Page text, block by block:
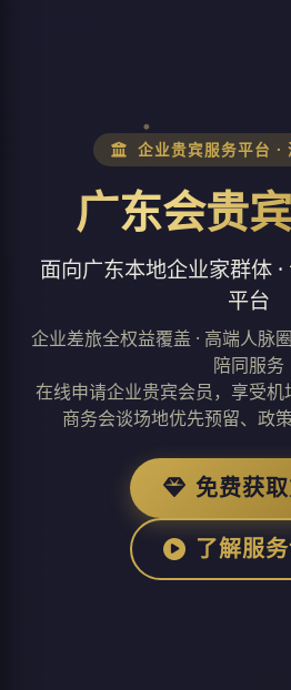
企业贵宾服务平台 ·
广东会贵
面向广东本地企业家群体
平台
企业差旅全权益覆盖 · 高端人脉
陪同服务
在线申请企业贵宾会员，享受机
商务会谈场地优先预留、政
免费获
了解服